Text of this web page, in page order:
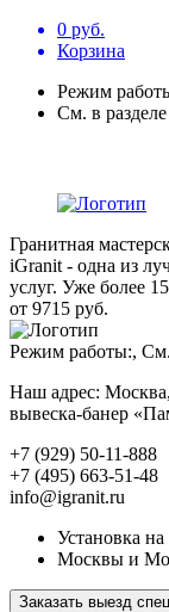
0 руб.
Корзина
Режим
См. в
Гранитная
iGranit - одна из
услуг. Уже более
от 9715 руб.
Режим работы:,
Наш адрес:
вывеска-банер
+7 (929) 50-11-888
+7 (495) 663-51-48
info@igranit.ru
Установка
Москвы и
Заказать выезд